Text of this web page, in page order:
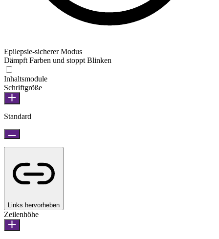
Epilepsie-sicherer Modus
Dämpft Farben und stoppt Blinken
Inhaltsmodule
Schriftgröße
Standard
Links hervorheben
Zeilenhöhe